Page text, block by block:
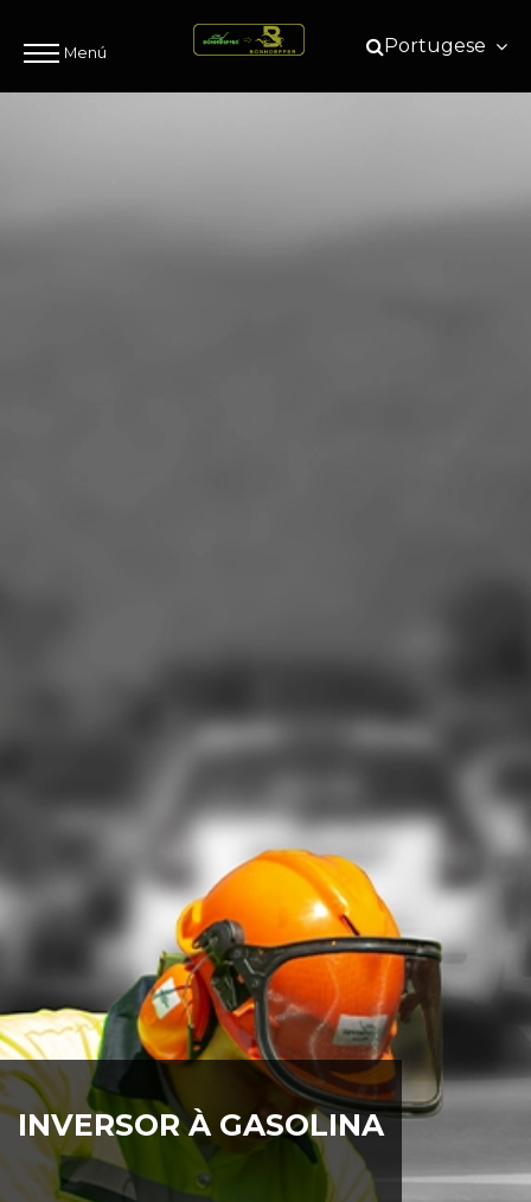
Menú Portugese
INVERSOR À GASOLINA